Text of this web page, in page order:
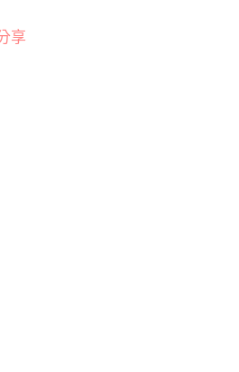
享